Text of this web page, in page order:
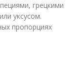
грецкими
уксусом.
пропорциях